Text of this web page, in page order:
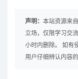
声明： 本站资源来
立场，仅限学习交
小时内删除。 如有
用户仔细辨认内容